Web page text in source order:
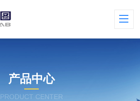
产品中心
PRODUCT CENTER